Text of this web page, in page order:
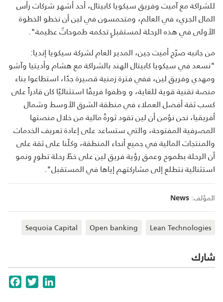
للشراكة مع آميت وفريق سيكويا كابيتال، أحد أشهر شركات رأس
المال الجريء في العالم، ومتحمسون في لين أن نخطو الخطوة
الأولى في هذه الرحلة لمستقبلٍ تحكمه طموحاتٌ عظيمة"
.
من جانبه صرّح أميت جين، المدير العام لشركة سيكويا إنديا:
"نسعد في سيكويا كابيتال الهند بالشراكة مع هشام وأديتيا وآشو
ومهدي وفريق لين، ففي فترة زمنية قصيرة جدًا، استطاعوا بناء
منصة تقنية قوية للغاية، و وظفوا فريقًا استثنائيًا كان قادراً على
كسب ثقة أفضل العملاء في منطقة الشرق الأوسط وشمال
أفريقيا، نحن نؤمن أن لين تقود ثورةً مالية من خلال منصتها
المصرفية المفتوحة، والتي ستساعد على إعادة تعريف الخدمات
والمنتجات المالية في جميع أنحاء المنطقة، وكلّنا على ثقة على
أن الرحلة بطموح وعمق رؤية فريق لين على خطّ رحلة تطورٍ ونمو
استثنائية نتطلع إلى مشاركتهم إياها في المستقبل".
المؤلف: News
Lean Technologies
Open banking
Sequoia Capital
شارك
TwitterLinkedIn